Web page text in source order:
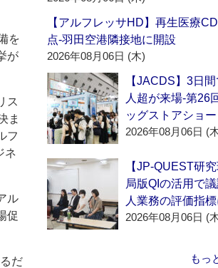
を
が
ス
ま
フ
ネ
ル
促
だ
【アルフレッサHD】再生医療
点‐羽田空港隣接地に開設
2026年08月06日 (木)
【JACDS】3日
人超が来場‐第26
ッグストアショー
2026年08月06日 (
【JP-QUEST研
局版QIの活用で議
人業務の評価指標
2026年08月06日 (
もっ